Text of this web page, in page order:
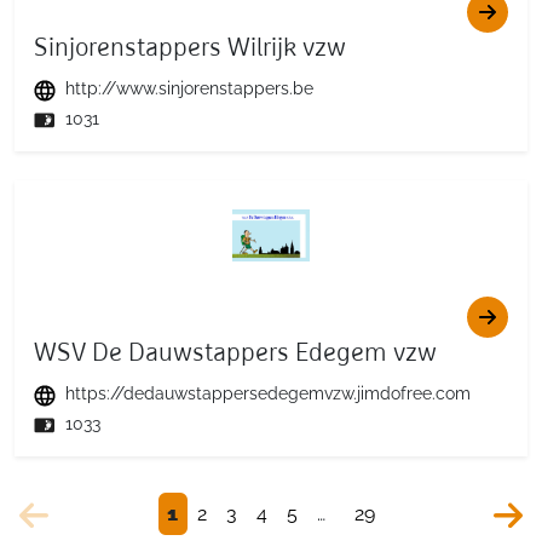
Sinjorenstappers Wilrijk vzw
http://www.sinjorenstappers.be
1031
WSV De Dauwstappers Edegem vzw
https://dedauwstappersedegemvzw.jimdofree.com
1033
1 2 3 4 5 … 29